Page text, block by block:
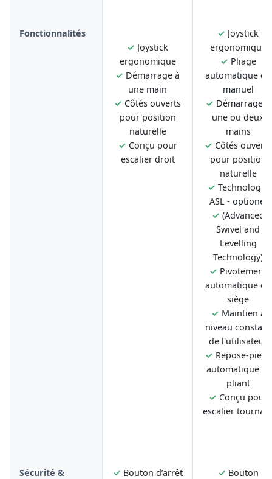
Fonctionnalités
✓ Joystick
ergonomique
✓ Démarrage à
une main
✓ Côtés ouverts
pour position
naturelle
✓ Conçu pour
escalier droit
✓ Joystick
ergonomique
✓ Pliage
automatique ou
manuel
✓ Démarrage à
une ou deux
mains
✓ Côtés ouverts
pour position
naturelle
✓ Technologie
ASL - optionel
✓ (Advanced
Swivel and
Levelling
Technology)
✓ Pivotement
automatique du
siège
✓ Maintien à
niveau constant
de l'utilisateur
✓ Repose-pieds
automatique et
pliant
✓ Conçu pour
escalier
Sécurité &
✓ Bouton d’arrêt
✓ Bouton